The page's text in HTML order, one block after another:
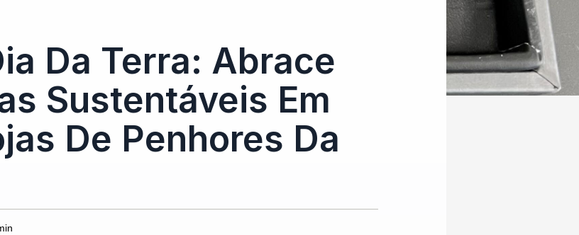
Da Terra: Abrace
Sustentáveis Em
De Penhores Da